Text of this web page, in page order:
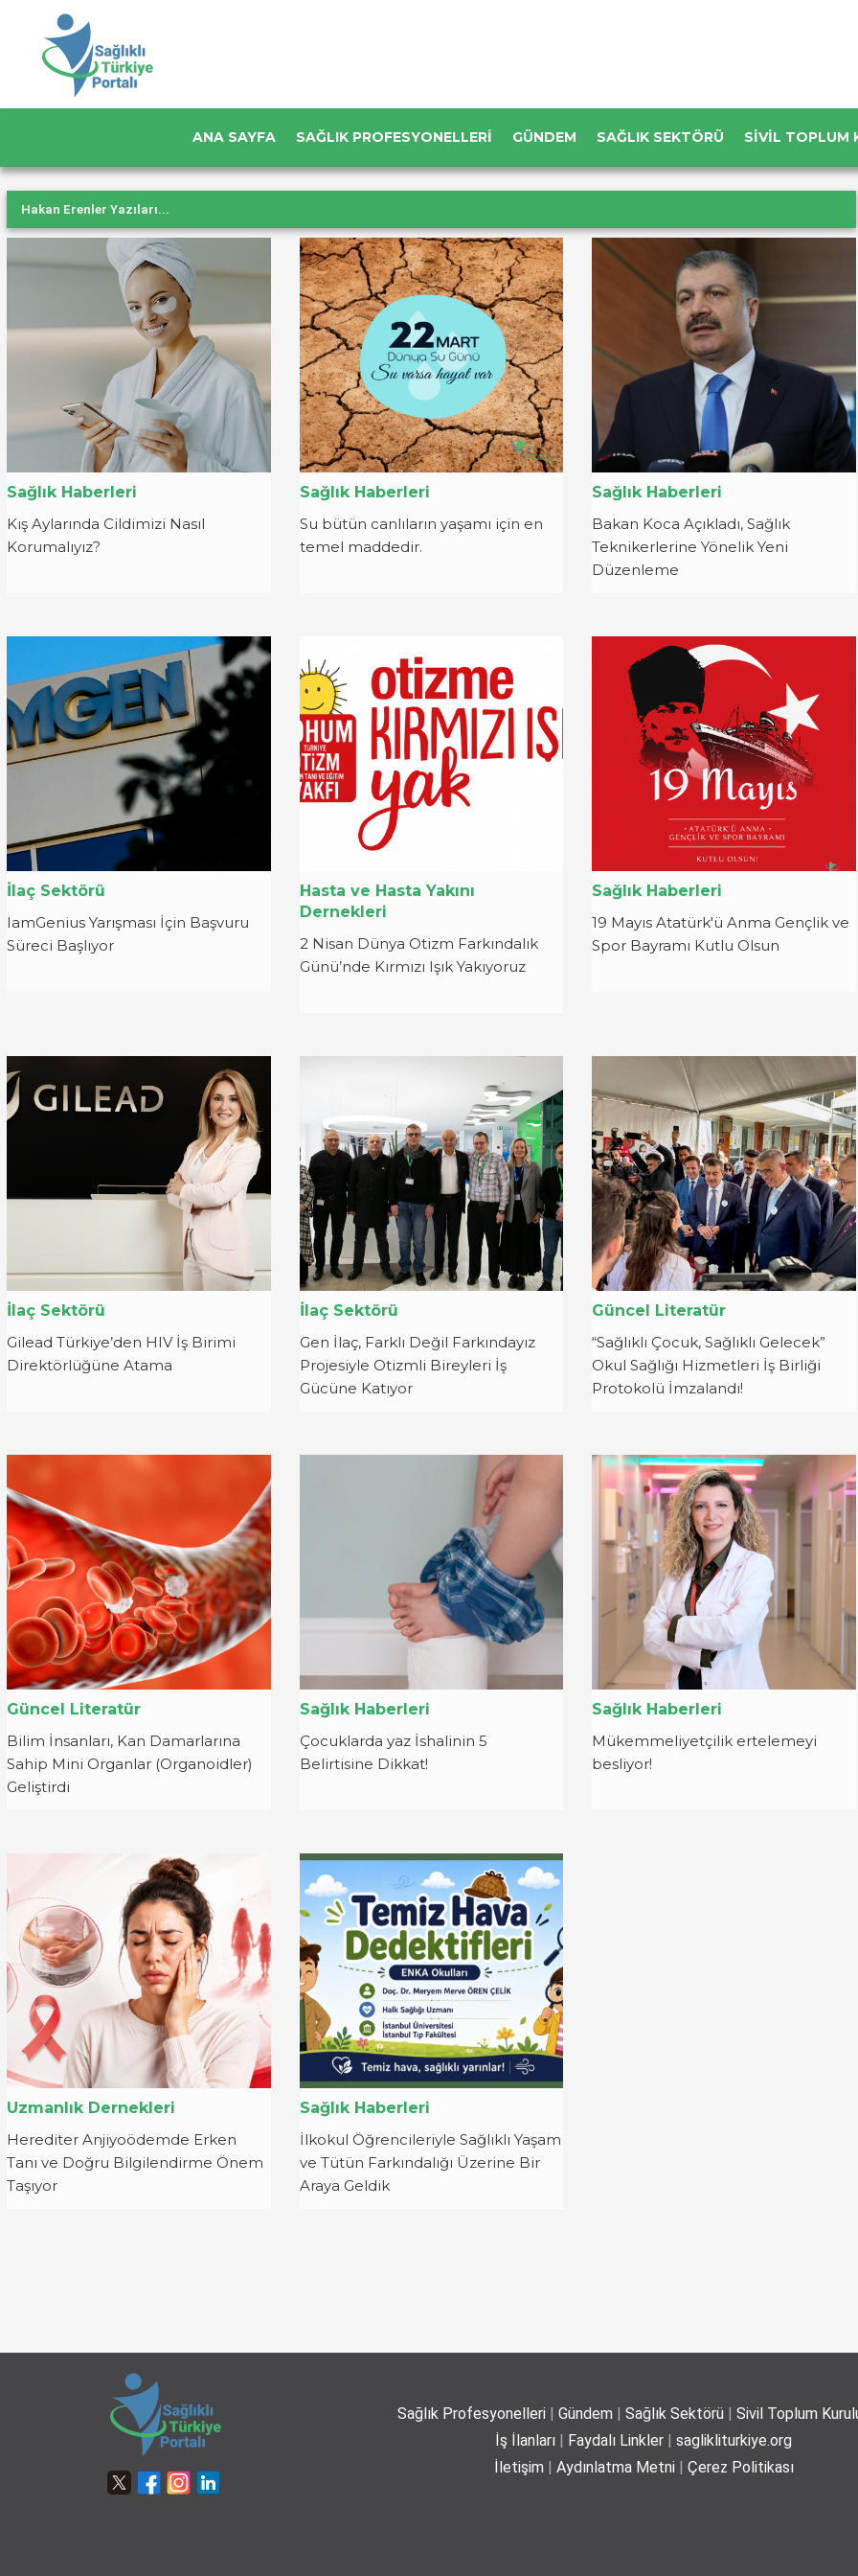
ANA SAYFA SAĞLIK PROFESYONELLERI GÜNDEM SAĞLIK SEKTÖRÜ SIVIL TOPLUM
Hakan Erenler Yazıları...
Sağlık Haberleri
Kış Aylarında Cildimizi Nasıl
Korumalıyız?
Sağlık Haberleri
Su bütün canlıların yaşamı için en
temel maddedir.
Sağlık Haberleri
Bakan Koca Açıkladı, Sağlık
Teknikerlerine Yönelik Yeni
Düzenleme
İlaç Sektörü
IamGenius Yarışması İçin Başvuru
Süreci Başlıyor
Hasta ve Hasta Yakını
Dernekleri
2 Nisan Dünya Otizm Farkındalık
Günü’nde Kırmızı Işık Yakıyoruz
Sağlık Haberleri
19 Mayıs Atatürk'ü Anma Gençlik ve
Spor Bayramı Kutlu Olsun
İlaç Sektörü
Gilead Türkiye’den HIV İş Birimi
Direktörlüğüne Atama
İlaç Sektörü
Gen İlaç, Farklı Değil Farkındayız
Projesiyle Otizmli Bireyleri İş
Gücüne Katıyor
Güncel Literatür
“Sağlıklı Çocuk, Sağlıklı Gelecek”
Okul Sağlığı Hizmetleri İş Birliği
Protokolü İmzalandı!
Güncel Literatür
Bilim İnsanları, Kan Damarlarına
Sahip Mini Organlar (Organoidler)
Geliştirdi
Sağlık Haberleri
Çocuklarda yaz İshalinin 5
Belirtisine Dikkat!
Sağlık Haberleri
Mükemmeliyetçilik ertelemeyi
besliyor!
Uzmanlık Dernekleri
Herediter Anjiyoödemde Erken
Tanı ve Doğru Bilgilendirme Önem
Taşıyor
Sağlık Haberleri
İlkokul Öğrencileriyle Sağlıklı Yaşam
ve Tütün Farkındalığı Üzerine Bir
Araya Geldik
Sağlık Profesyonelleri| Gündem | Sağlık Sektörü | Sivil Toplum
İş İlanları | Faydalı Linkler | saglikliturkiye.org
İletişim | Aydınlatma Metni| Çerez Politikası